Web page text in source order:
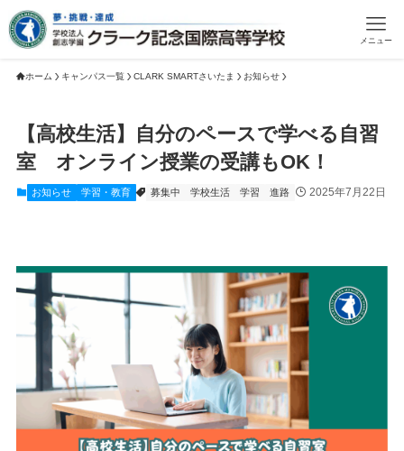
メニュー
ホーム キャンパス一覧 CLARK SMARTさいたま お知らせ
【高校生活】自分のペースで学べる自習
室 オンライン授業の受講もOK！
お知らせ 学習・教育 募集中 学校生活 学習 進路 2025年7月22日